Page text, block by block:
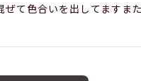
て色合いを出してますま